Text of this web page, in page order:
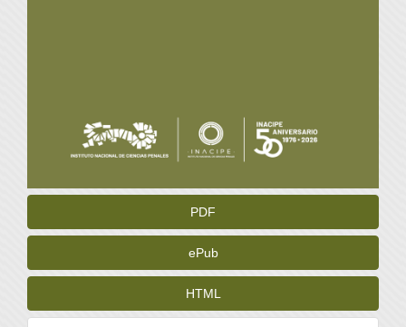
PDF
ePub
HTML